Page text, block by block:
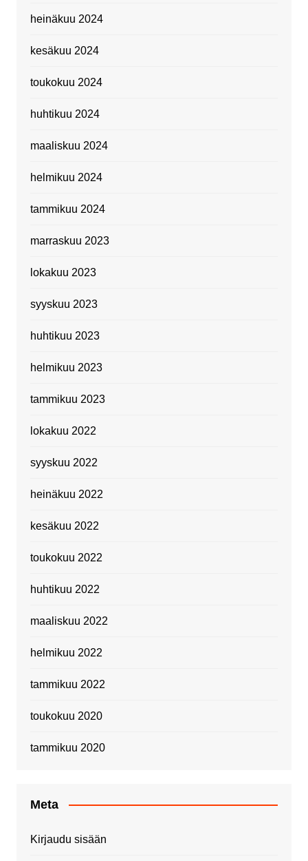
heinäkuu 2024
kesäkuu 2024
toukokuu 2024
huhtikuu 2024
maaliskuu 2024
helmikuu 2024
tammikuu 2024
marraskuu 2023
lokakuu 2023
syyskuu 2023
huhtikuu 2023
helmikuu 2023
tammikuu 2023
lokakuu 2022
syyskuu 2022
heinäkuu 2022
kesäkuu 2022
toukokuu 2022
huhtikuu 2022
maaliskuu 2022
helmikuu 2022
tammikuu 2022
toukokuu 2020
tammikuu 2020
Meta
Kirjaudu sisään